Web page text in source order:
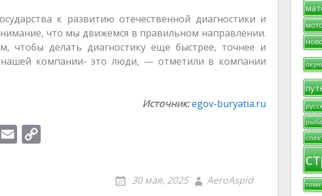
к развитию отечественной диагностики и
что мы движемся в правильном направлении.
чтобы делать диагностику еще быстрее, точнее и
компании- это люди, — отметили в компании
Источник:egov-buryatia.ru
E
30 мая, 2025 AeroAspid
рыба